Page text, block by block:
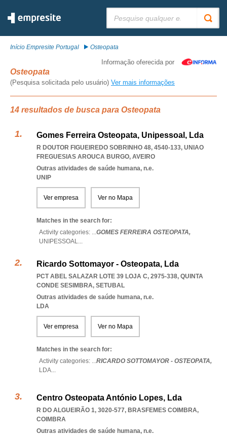
Início Empresite Portugal Osteopata
Informação oferecida por
Osteopata
(Pesquisa solicitada pelo usuário) Ver mais informações
14 resultados de busca para Osteopata
Gomes Ferreira Osteopata, Unipessoal, Lda
R DOUTOR FIGUEIREDO SOBRINHO 48, 4540-133, UNIAO
FREGUESIAS AROUCA BURGO, AVEIRO
Outras atividades de saúde humana, n.e.
UNIP
Ver empresa Ver no Mapa
Matches in the search for:
Activity categories: ...GOMES FERREIRA OSTEOPATA,
UNIPESSOAL...
Ricardo Sottomayor - Osteopata, Lda
PCT ABEL SALAZAR LOTE 39 LOJA C, 2975-338, QUINTA
CONDE SESIMBRA, SETUBAL
Outras atividades de saúde humana, n.e.
LDA
Ver empresa Ver no Mapa
Matches in the search for:
Activity categories: ...RICARDO SOTTOMAYOR - OSTEOPATA,
LDA...
Centro Osteopata António Lopes, Lda
R DO ALGUEIRÃO 1, 3020-577, BRASFEMES COIMBRA,
COIMBRA
Outras atividades de saúde humana, n.e.